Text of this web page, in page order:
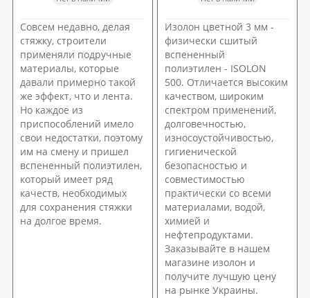
Совсем недавно, делая
стяжку, строители
применяли подручные
материалы, которые
давали примерно такой
же эффект, что и лента.
Но каждое из
приспособлений имело
свои недостатки, поэтому
им на смену и пришел
вспененный полиэтилен,
который имеет ряд
качеств, необходимых
для сохранения стяжки
на долгое время.
Изолон цветной 3 мм -
физически сшитый
вспененный
полиэтилен - ISOLON
500. Отличается высоким
качеством, широким
спектром применений,
долговечностью,
износоустойчивостью,
гигиенической
безопасностью и
совместимостью
практически со всеми
материалами, водой,
химией и
нефтепродуктами.
Заказывайте в нашем
магазине изолон и
получите лучшую цену
на рынке Украины.